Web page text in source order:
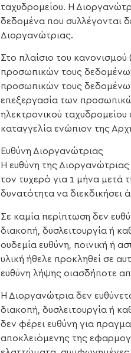
ταχυδρομείου. Η
δεδομένα που συλλέγονται
Διοργανώτριας.
Στο πλαίσιο του
προσωπικών τους
προσωπικών τους
επεξεργασία των
ηλεκτρονικού
καταγγελία ενώπιον της
Ευθύνη Διοργανώτριας
Η ευθύνη της
τον τυχερό για 1 μήνα μετά
δυνατότητα να διεκδικήσει
Σε καμία περίπτωση δεν
διακοπή, δυσλειτουργία ή
ουδεμία ευθύνη, ποινική ή
υλική ήθελε προκληθεί σε
ευθύνη λήψης οιασδήποτε
Η Διοργανώτρια δεν
διακοπή, δυσλειτουργία ή
δεν φέρει ευθύνη για
αποκλειόμενης της